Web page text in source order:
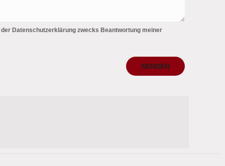
Datenschutzerklärung zwecks Beantwortung meiner
SENDEN